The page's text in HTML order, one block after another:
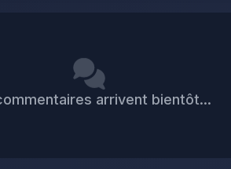
arrivent bientôt...